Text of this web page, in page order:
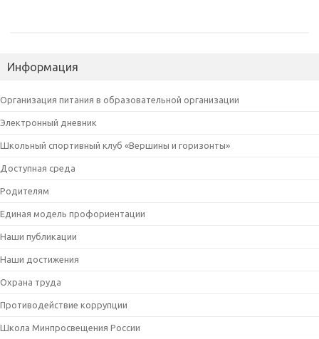
Информация
Организация питания в образовательной организации
Электронный дневник
Школьный спортивный клуб «Вершины и горизонты»
Доступная среда
Родителям
Единая модель профориентации
Наши публикации
Наши достижения
Охрана труда
Противодействие коррупции
Школа Минпросвещения России